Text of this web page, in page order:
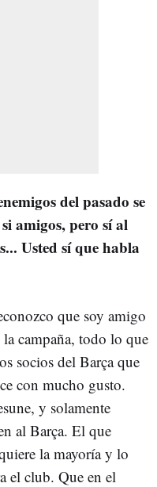
del pasado se
amigos, pero sí al
Usted sí que habla
que soy amigo
campaña, todo lo que
socios del Barça que
con mucho gusto.
y solamente
al Barça. El que
la mayoría y lo
el club. Que en el